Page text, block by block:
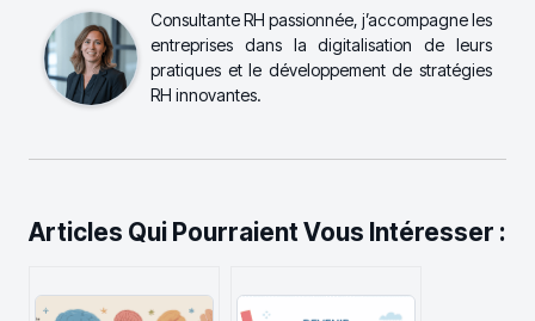
Consultante RH passionnée, j’accompagne les
entreprises dans la digitalisation de leurs
pratiques et le développement de stratégies
RH innovantes.
Articles Qui Pourraient Vous Intéresser :